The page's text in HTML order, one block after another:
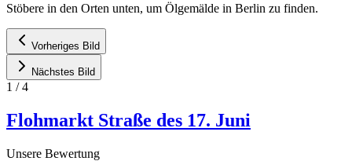
Stöbere in den Orten unten, um Ölgemälde in Berlin zu finden.
Vorheriges Bild
Nächstes Bild
1 /4
Flohmarkt Straße des 17. Juni
Unsere Bewertung